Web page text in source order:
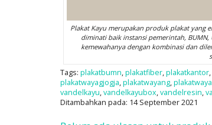
Plakat Kayu merupakan produk plakat yang
diminati baik instansi pemerintah,
kemewahanya dengan kombinasi dan
Tags: plakatbumn,plakatfiber,plakatkantor,
plakatwayagjogja,plakatwayang,
vandelkayu,vandelkayubox,vandelresin,
Ditambahkan pada: 14 September 2021